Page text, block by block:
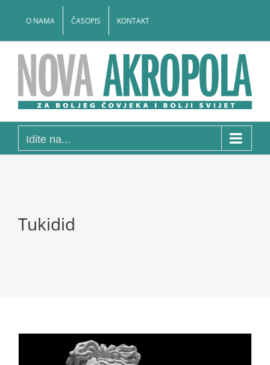
O NAMA ČASOPIS KONTAKT
Idite na...
Tukidid